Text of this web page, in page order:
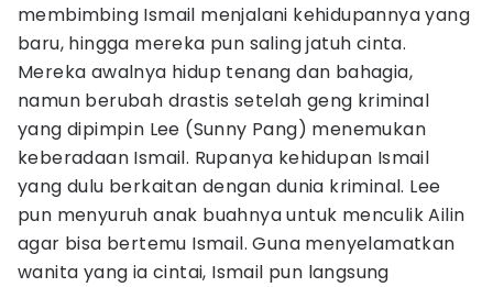
membimbing Ismail menjalani kehidupannya yang
baru, hingga mereka pun saling jatuh cinta.
Mereka awalnya hidup tenang dan bahagia,
namun berubah drastis setelah geng kriminal
yang dipimpin Lee (Sunny Pang) menemukan
keberadaan Ismail. Rupanya kehidupan Ismail
yang dulu berkaitan dengan dunia kriminal. Lee
pun menyuruh anak buahnya untuk menculik Ailin
agar bisa bertemu Ismail. Guna menyelamatkan
wanita yang ia cintai, Ismail pun langsung